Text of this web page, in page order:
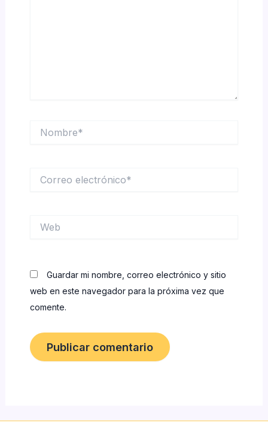
electrónico*
Guardar mi nombre, correo electrónico y sitio
web en este navegador para la próxima vez que
comente.